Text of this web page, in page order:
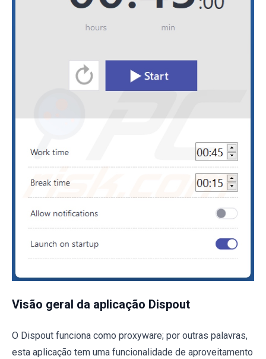
Visão geral da aplicação Dispout
O Dispout funciona como proxyware; por outras palavras,
esta aplicação tem uma funcionalidade de aproveitamento